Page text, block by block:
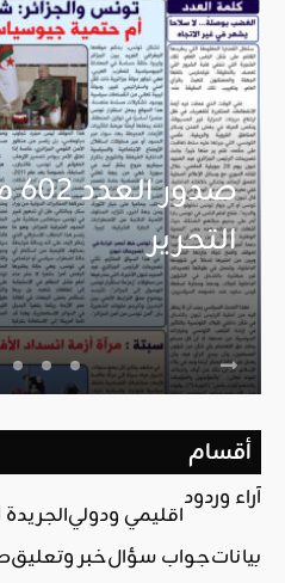
التحرير
أقسام
آراء وردود
اقليمي ودولي
بياناتجواب سؤالخبر وتعليق